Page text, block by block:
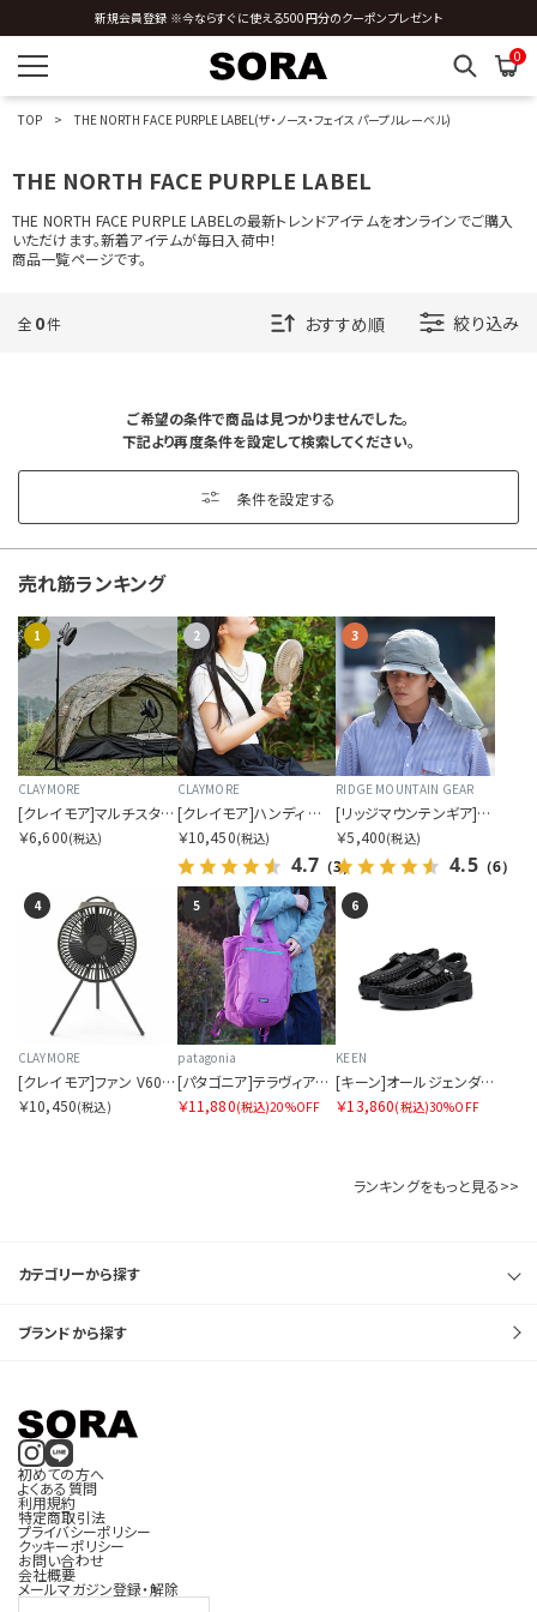
O
T
TAION
THE BANDANNA COMPANY
THE NORTH FACE
Town Topic
Trail Bum
TRI-MOUNTAIN
U
V
W
Y
OTHERS
カラーを指定する
在庫を指定する
全国送料0円 ※3,980円以上のご購入時
新規会員登録 ※今ならすぐに使える500円分のクーポンプレゼント
0
TOP THE NORTH FACE PURPLE LABEL(ザ・ノース・フェイス パープルレーベル)
THE NORTH FACE PURPLE LABEL
THE NORTH FACE PURPLE LABELの最新トレンドアイテムをオンラインでご購入
いただけます。新着アイテムが毎日入荷中！
商品一覧ページです。
全 0件 絞り込み
ご希望の条件で商品は見つかりませんでした。
下記より再度条件を設定して検索してください。
条件を設定する
売れ筋ランキング
1
CLAYMORE
[クレイモア]マルチスタンド
￥6,600(税込)
2
CLAYMORE
[クレイモア]ハンディ エー
￥10,450(税込)
4.7 （3）
3
RIDGE MOUNTAIN GEAR
[リッジマウンテンギア]サンシェード 2026
￥5,400(税込)
4.5（6）
4
CLAYMORE
[クレイモア]ファン V600+（ケース付き）
￥10,450(税込)
5
patagonia
[パタゴニア]テラヴィア・トート・パック 24L
￥11,880(税込)20%OFF
6
KEEN
[キーン]オールジェンダー ユニーク PLT メリージェーン
￥13,860(税込)30%OFF
ランキングをもっと見る>>
カテゴリーから探す
ブランドから探す
初めての方へ
よくある質問
利用規約
特定商取引法
プライバシーポリシー
クッキーポリシー
お問い合わせ
会社概要
メールマガジン登録・解除